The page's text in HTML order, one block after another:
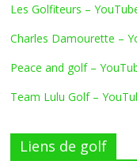
Les Golfiteurs –
Charles Damourette –
Peace and golf –
Team Lulu Golf –
Liens de golf